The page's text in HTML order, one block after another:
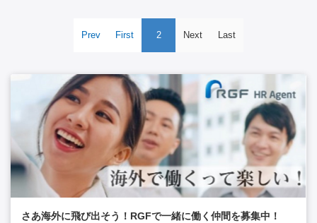
Prev First 2 Next Last
さあ海外に飛び出そう！RGFで一緒に働く仲間を募集中！